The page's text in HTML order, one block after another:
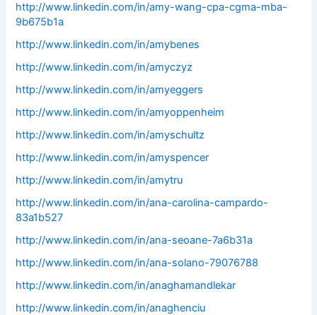
http://www.linkedin.com/in/amy-wang-cpa-cgma-mba-
9b675b1a
http://www.linkedin.com/in/amybenes
http://www.linkedin.com/in/amyczyz
http://www.linkedin.com/in/amyeggers
http://www.linkedin.com/in/amyoppenheim
http://www.linkedin.com/in/amyschultz
http://www.linkedin.com/in/amyspencer
http://www.linkedin.com/in/amytru
http://www.linkedin.com/in/ana-carolina-campardo-
83a1b527
http://www.linkedin.com/in/ana-seoane-7a6b31a
http://www.linkedin.com/in/ana-solano-79076788
http://www.linkedin.com/in/anaghamandlekar
http://www.linkedin.com/in/anaghenciu